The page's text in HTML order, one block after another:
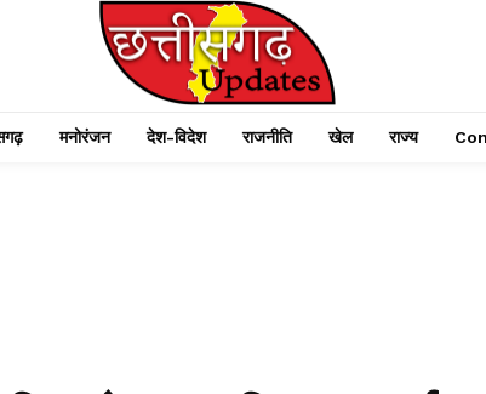
मनोरंजन देश-विदेश राजनीति खेल राज्य